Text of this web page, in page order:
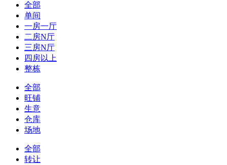
全部
单间
一房一厅
二房N厅
三房N厅
四房以上
整栋
全部
旺铺
生意
仓库
场地
全部
转让